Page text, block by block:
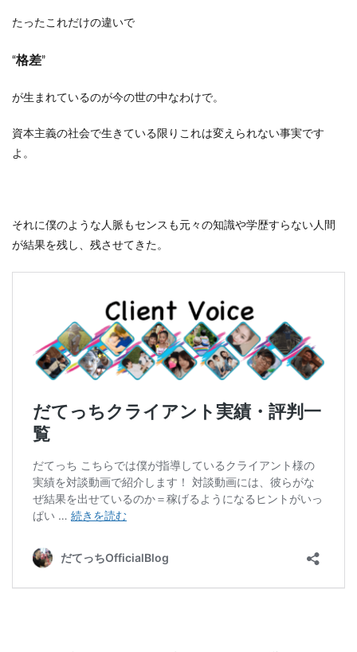
たったこれだけの違いで
“格差”
が生まれているのが今の世の中なわけで。
資本主義の社会で生きている限りこれは変えられない事実です
よ。
それに僕のような人脈もセンスも元々の知識や学歴すらない人間
が結果を残し、残させてきた。